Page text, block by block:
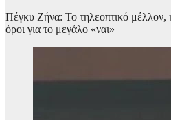
Πέγκυ Ζήνα: Το τηλεοπτικό μέλλον,
όροι για το μεγάλο «ναι»